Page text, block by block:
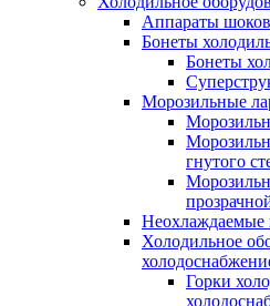
Аппараты
Бонеты
Бонеты
Морозильные
гнутого
Неохлаждаемые
Холодильное
Горки